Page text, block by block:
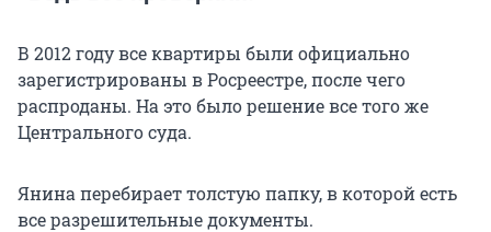
В 2012 году все квартиры были официально
зарегистрированы в Росреестре, после чего
распроданы. На это было решение все того же
Центрального суда.
Янина перебирает толстую папку, в которой есть
все разрешительные документы.